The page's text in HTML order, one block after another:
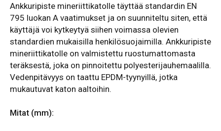
Ankkuripiste mineriittikatolle täyttää standardin EN
795 luokan A vaatimukset ja on suunniteltu siten, että
käyttäjä voi kytkeytyä siihen voimassa olevien
standardien mukaisilla henkilösuojaimilla. Ankkuripiste
mineriittikatolle on valmistettu ruostumattomasta
teräksestä, joka on pinnoitettu polyesterijauhemaalilla.
Vedenpitävyys on taattu EPDM-tyynyillä, jotka
mukautuvat katon aaltoihin.
Mitat (mm):